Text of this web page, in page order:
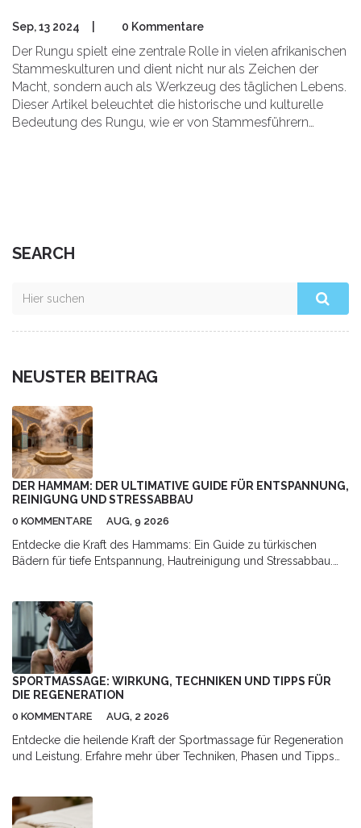
Sep, 13 2024 0 Kommentare
Der Rungu spielt eine zentrale Rolle in vielen afrikanischen
Stammeskulturen und dient nicht nur als Zeichen der
Macht, sondern auch als Werkzeug des täglichen Lebens.
Dieser Artikel beleuchtet die historische und kulturelle
Bedeutung des Rungu, wie er von Stammesführern
SEARCH
NEUSTER BEITRAG
DER HAMMAM: DER ULTIMATIVE GUIDE FÜR ENTSPANNUNG,
REINIGUNG UND STRESSABBAU
0 KOMMENTARE AUG, 9 2026
Entdecke die Kraft des Hammams: Ein Guide zu türkischen
Bädern für tiefe Entspannung, Hautreinigung und Stressabbau.
SPORTMASSAGE: WIRKUNG, TECHNIKEN UND TIPPS FÜR
DIE REGENERATION
0 KOMMENTARE AUG, 2 2026
Entdecke die heilende Kraft der Sportmassage für Regeneration
und Leistung. Erfahre mehr über Techniken, Phasen und Tipps